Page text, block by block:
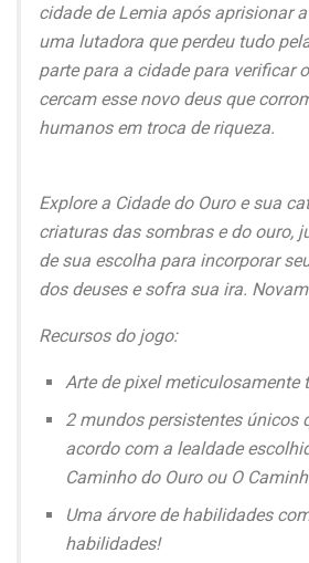
cidade de Lemia após aprisionar
uma lutadora que perdeu tudo
parte para a cidade para verificar
cercam esse novo deus que
humanos em troca de riqueza.
Explore a Cidade do Ouro e sua
criaturas das sombras e do ouro,
de sua escolha para incorporar
dos deuses e sofra sua ira.
Recursos do jogo:
Arte de pixel meticulosamente
2 mundos persistentes únicos
acordo com a lealdade
Caminho do Ouro ou O
Uma árvore de habilidades
habilidades!